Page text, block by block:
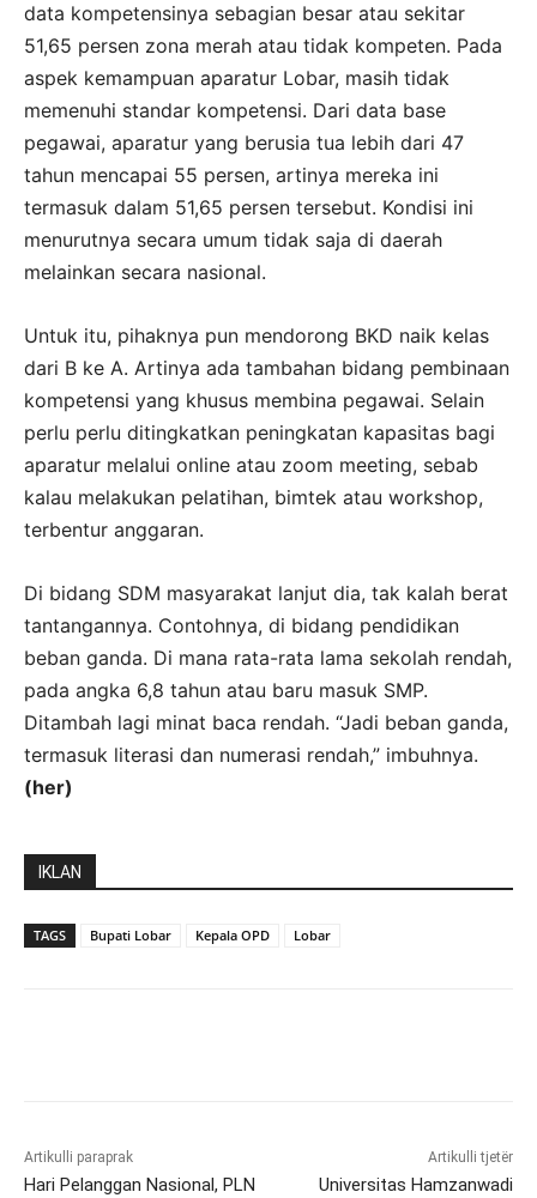
data kompetensinya sebagian besar atau sekitar
51,65 persen zona merah atau tidak kompeten. Pada
aspek kemampuan aparatur Lobar, masih tidak
memenuhi standar kompetensi. Dari data base
pegawai, aparatur yang berusia tua lebih dari 47
tahun mencapai 55 persen, artinya mereka ini
termasuk dalam 51,65 persen tersebut. Kondisi ini
menurutnya secara umum tidak saja di daerah
melainkan secara nasional.
Untuk itu, pihaknya pun mendorong BKD naik kelas
dari B ke A. Artinya ada tambahan bidang pembinaan
kompetensi yang khusus membina pegawai. Selain
perlu perlu ditingkatkan peningkatan kapasitas bagi
aparatur melalui online atau zoom meeting, sebab
kalau melakukan pelatihan, bimtek atau workshop,
terbentur anggaran.
Di bidang SDM masyarakat lanjut dia, tak kalah berat
tantangannya. Contohnya, di bidang pendidikan
beban ganda. Di mana rata-rata lama sekolah rendah,
pada angka 6,8 tahun atau baru masuk SMP.
Ditambah lagi minat baca rendah. “Jadi beban ganda,
termasuk literasi dan numerasi rendah,” imbuhnya.
(her)
IKLAN
TAGS Bupati Lobar Kepala OPD Lobar
Artikulli paraprak
Hari Pelanggan Nasional, PLN
Artikulli tjetër
Universitas Hamzanwadi